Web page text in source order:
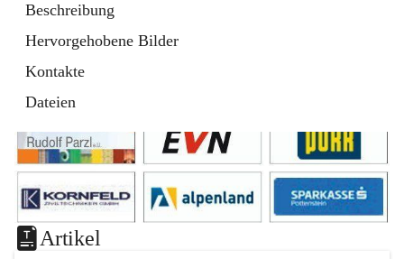
Beschreibung
Hervorgehobene Bilder
Kontakte
Dateien
Artikel